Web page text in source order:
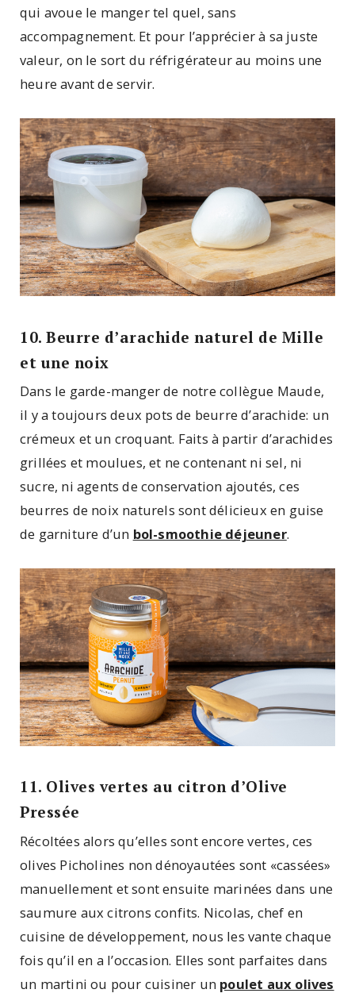
qui avoue le manger tel quel, sans
accompagnement. Et pour l’apprécier à sa juste
valeur, on le sort du réfrigérateur au moins une
heure avant de servir.
10. Beurre d’arachide naturel de Mille
et une noix
Dans le garde-manger de notre collègue Maude,
il y a toujours deux pots de beurre d’arachide: un
crémeux et un croquant. Faits à partir d’arachides
grillées et moulues, et ne contenant ni sel, ni
sucre, ni agents de conservation ajoutés, ces
beurres de noix naturels sont délicieux en guise
de garniture d’un bol-smoothie déjeuner.
11. Olives vertes au citron d’Olive
Pressée
Récoltées alors qu’elles sont encore vertes, ces
olives Picholines non dénoyautées sont «cassées»
manuellement et sont ensuite marinées dans une
saumure aux citrons confits. Nicolas, chef en
cuisine de développement, nous les vante chaque
fois qu’il en a l’occasion. Elles sont parfaites dans
un martini ou pour cuisiner un poulet aux olives